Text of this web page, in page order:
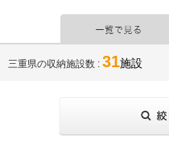
三重県の収納施設数 31施設